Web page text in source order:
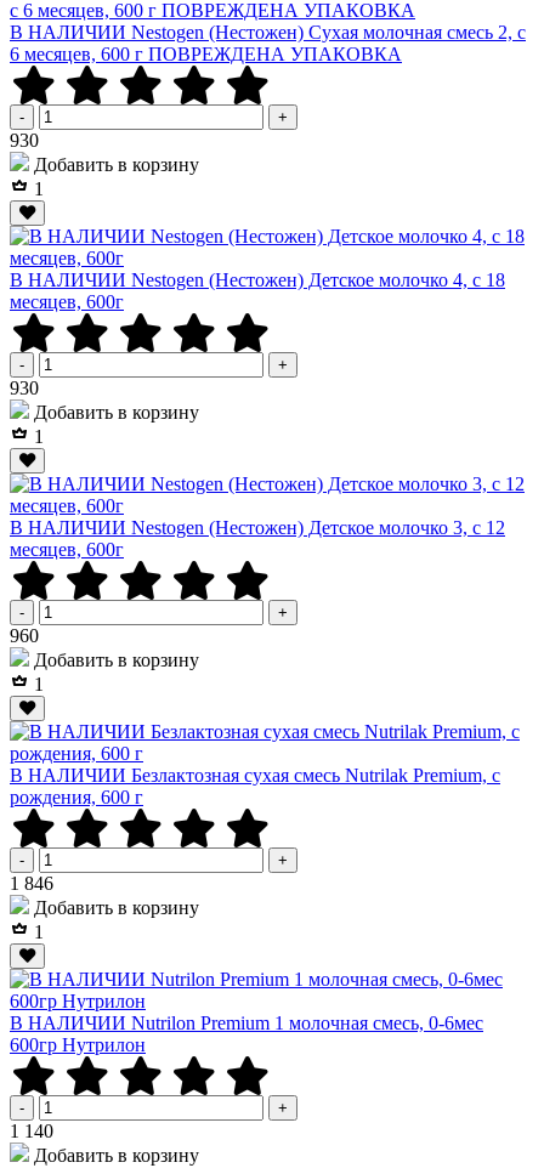
В НАЛИЧИИ Nestogen (Нестожен) Сухая молочная смесь 2, c
6 месяцев, 600 г ПОВРЕЖДЕНА УПАКОВКА
- +
930Р
Добавить в корзину
1
В НАЛИЧИИ Nestogen (Нестожен) Детское молочко 4, c 18
месяцев, 600г
- +
930Р
Добавить в корзину
1
В НАЛИЧИИ Nestogen (Нестожен) Детское молочко 3, c 12
месяцев, 600г
- +
960Р
Добавить в корзину
1
В НАЛИЧИИ Безлактозная сухая смесь Nutrilak Premium, с
рождения, 600 г
- +
1 846Р
Добавить в корзину
1
В НАЛИЧИИ Nutrilon Premium 1 молочная смесь, 0-6мес
600гр Нутрилон
- +
1 140Р
Добавить в корзину